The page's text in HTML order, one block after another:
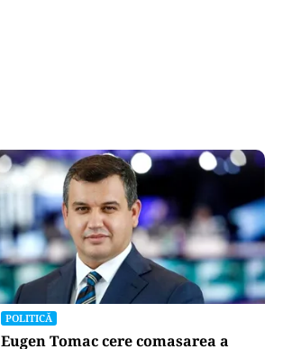
POLITICĂ
Eugen Tomac cere comasarea a